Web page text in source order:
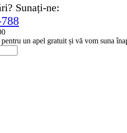
Sunați-ne:
un apel gratuit și vă vom suna